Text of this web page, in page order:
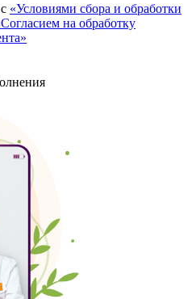
«Условиями сбора и обработки
на обработку